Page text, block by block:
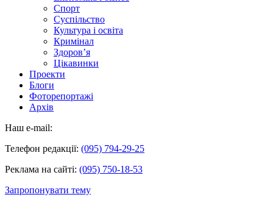
Спорт
Суспільство
Культура і освіта
Кримінал
Здоров’я
Цікавинки
Проекти
Блоги
Фоторепортажі
Архів
Наш e-mail:
Телефон редакції: (095) 794-29-25
Реклама на сайті: (095) 750-18-53
Запропонувати тему